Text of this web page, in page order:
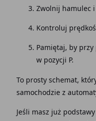
Zwolnij hamulec
Kontroluj
Pamiętaj, by
w pozycji P.
To prosty schemat,
samochodzie z
Jeśli masz już